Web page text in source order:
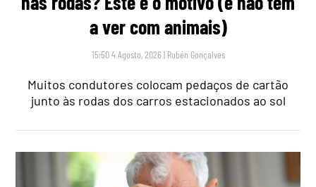
a ver com animais)
15:50 4 Agosto, 2026 | Rubén Gonçalves
Muitos condutores colocam pedaços de cartão
junto às rodas dos carros estacionados ao sol